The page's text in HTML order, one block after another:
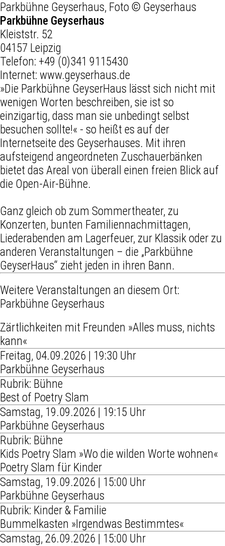
Parkbühne Geyserhaus, Foto © Geyserhaus
Parkbühne Geyserhaus
Kleiststr. 52
04157 Leipzig
Telefon: +49 (0)341 9115430
Internet: www.geyserhaus.de
»Die Parkbühne GeyserHaus lässt sich nicht mit
wenigen Worten beschreiben, sie ist so
einzigartig, dass man sie unbedingt selbst
besuchen sollte!« - so heißt es auf der
Internetseite des Geyserhauses. Mit ihren
aufsteigend angeordneten Zuschauerbänken
bietet das Areal von überall einen freien Blick auf
die Open-Air-Bühne.
Ganz gleich ob zum Sommertheater, zu
Konzerten, bunten Familiennachmittagen,
Liederabenden am Lagerfeuer, zur Klassik oder zu
anderen Veranstaltungen – die „Parkbühne
GeyserHaus“ zieht jeden in ihren Bann.
Weitere Veranstaltungen an diesem Ort:
Parkbühne Geyserhaus
Zärtlichkeiten mit Freunden »Alles muss, nichts
kann«
Freitag, 04.09.2026 | 19:30 Uhr
Parkbühne Geyserhaus
Rubrik: Bühne
Best of Poetry Slam
Samstag, 19.09.2026 | 19:15 Uhr
Parkbühne Geyserhaus
Rubrik: Bühne
Kids Poetry Slam »Wo die wilden Worte wohnen«
Poetry Slam für Kinder
Samstag, 19.09.2026 | 15:00 Uhr
Parkbühne Geyserhaus
Rubrik: Kinder & Familie
Bummelkasten »Irgendwas Bestimmtes«
Samstag, 26.09.2026 | 15:00 Uhr